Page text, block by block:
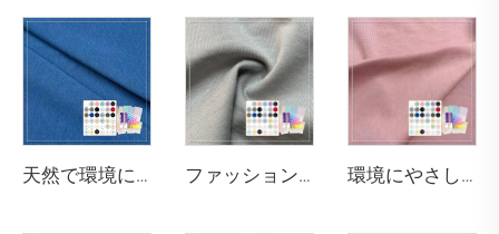
天然で環境にやさしく、抗菌・消臭性のある290gsm 63% バンブー、27% オーガニックコットン、10% スパンデックスのジャージー生地は、高級スポーツウォームウェアに最適です ファッション性があり快適でエコフレンドリーなストレッチ性軽量ニット・シワになりにくいモーダル／コットンボクサーパンツ 環境にやさしく柔らかいOhyeahブランド32Sジャージースパンデックスコットンモーダル生地モデルOY-103 164gsm（下着用）